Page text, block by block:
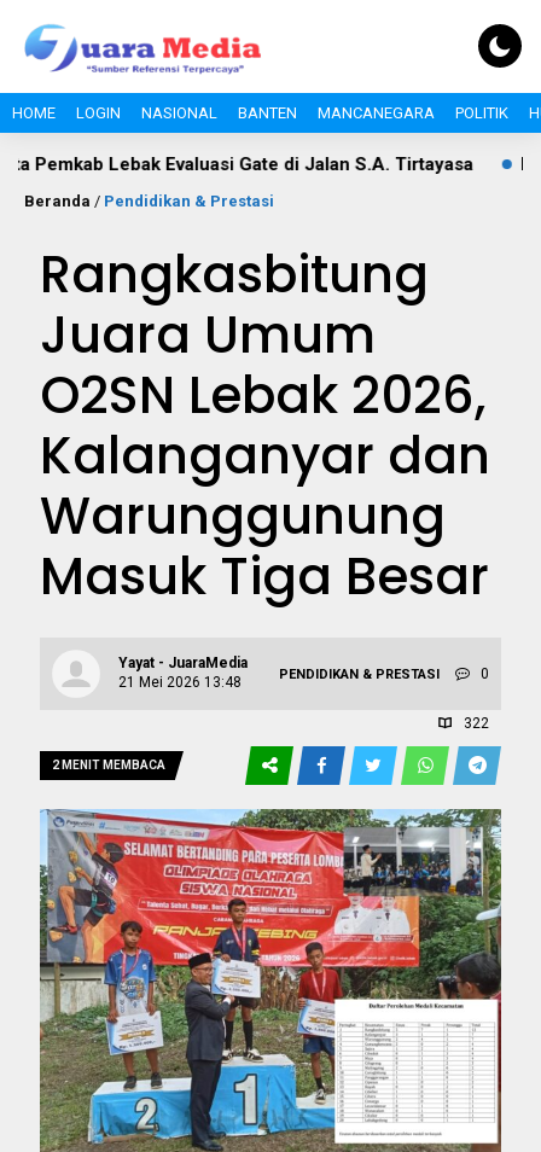
HOME LOGIN NASIONAL BANTEN MANCANEGARA POLITIK
Lebak Evaluasi Gate di Jalan S.A. Tirtayasa Polemik
Beranda / Pendidikan & Prestasi
Rangkasbitung
Juara Umum
O2SN Lebak 2026,
Kalanganyar dan
Warunggunung
Masuk Tiga Besar
Yayat - JuaraMedia
21 Mei 2026 13:48
PENDIDIKAN & PRESTASI 0
322
2 MENIT MEMBACA